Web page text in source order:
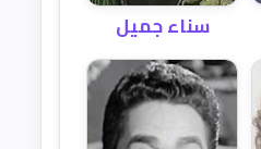
سناء جميل